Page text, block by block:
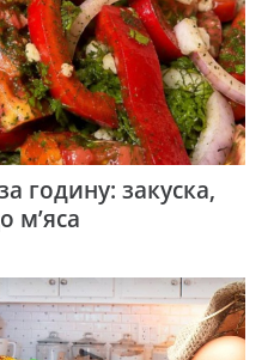
годину: закуска,
м’яса